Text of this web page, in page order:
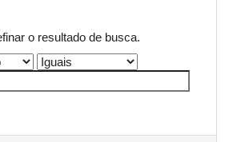
o resultado de busca.